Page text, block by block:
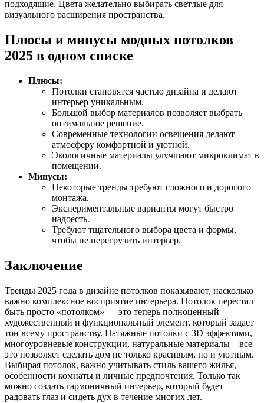
подходящие. Цвета желательно выбирать светлые для
визуального расширения пространства.
Плюсы и минусы модных потолков
2025 в одном списке
Плюсы:
Потолки становятся частью дизайна и делают
интерьер уникальным.
Большой выбор материалов позволяет выбрать
оптимальное решение.
Современные технологии освещения делают
атмосферу комфортной и уютной.
Экологичные материалы улучшают микроклимат в
помещении.
Минусы:
Некоторые тренды требуют сложного и дорогого
монтажа.
Экспериментальные варианты могут быстро
надоесть.
Требуют тщательного выбора цвета и формы,
чтобы не перегрузить интерьер.
Заключение
Тренды 2025 года в дизайне потолков показывают, насколько
важно комплексное восприятие интерьера. Потолок перестал
быть просто «потолком» — это теперь полноценный
художественный и функциональный элемент, который задает
тон всему пространству. Натяжные потолки с 3D эффектами,
многоуровневые конструкции, натуральные материалы – все
это позволяет сделать дом не только красивым, но и уютным.
Выбирая потолок, важно учитывать стиль вашего жилья,
особенности комнаты и личные предпочтения. Только так
можно создать гармоничный интерьер, который будет
радовать глаз и сидеть дух в течение многих лет.